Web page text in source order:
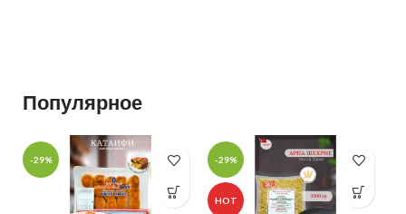
Популярное
-29% -29%
HOT